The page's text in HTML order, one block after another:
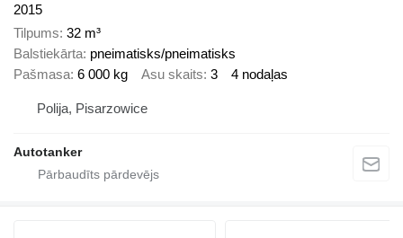
2015
Tilpums 32 m³
Balstiekārta pneimatisks/pneimatisks
Pašmasa 6 000 kg Asu skaits 3 4 nodaļas
Polija, Pisarzowice
Autotanker